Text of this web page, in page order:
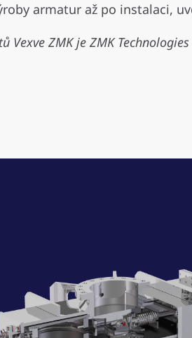
armatur až po instalaci,
Vexve ZMK je ZMK